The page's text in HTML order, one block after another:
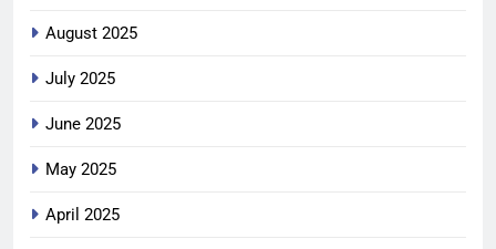
August 2025
July 2025
June 2025
May 2025
April 2025